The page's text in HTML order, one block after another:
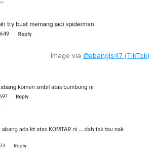
Image via @abangis47 (TikTok)